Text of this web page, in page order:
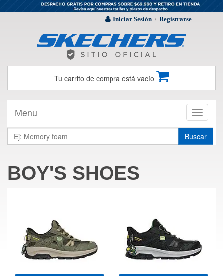
Iniciar Sesión / Registrarse
Tu carrito de compra está vacío
Toggle
Menu
Buscar
BOY'S SHOES